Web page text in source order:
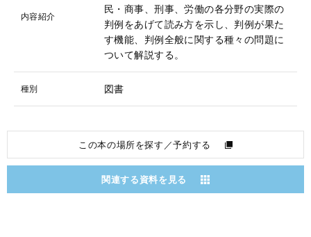
内容紹介
民・商事、刑事、労働の各分野の実際の
判例をあげて読み方を示し、判例が果た
す機能、判例全般に関する種々の問題に
ついて解説する。
種別 図書
この本の場所を探す／予約する
関連する資料を見る